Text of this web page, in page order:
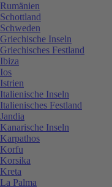
Rumänien
Schottland
Schweden
Griechische Inseln
Griechisches Festland
Ibiza
Ios
Istrien
Italienische Inseln
Italienisches Festland
Jandia
Kanarische Inseln
Karpathos
Korfu
Korsika
Kreta
La Palma